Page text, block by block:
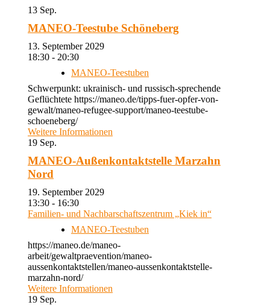
13 Sep.
MANEO-Teestube Schöneberg
13. September 2029
18:30 - 20:30
MANEO-Teestuben
Schwerpunkt: ukrainisch- und russisch-sprechende
Geflüchtete https://maneo.de/tipps-fuer-opfer-von-
gewalt/maneo-refugee-support/maneo-teestube-
schoeneberg/
Weitere Informationen
19 Sep.
MANEO-Außenkontaktstelle Marzahn
Nord
19. September 2029
13:30 - 16:30
Familien- und Nachbarschaftszentrum „Kiek in“
MANEO-Teestuben
https://maneo.de/maneo-
arbeit/gewaltpraevention/maneo-
aussenkontaktstellen/maneo-aussenkontaktstelle-
marzahn-nord/
Weitere Informationen
19 Sep.